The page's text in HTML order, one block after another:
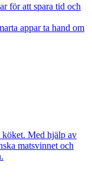
för att spara tid och
appar ta hand om
Med hjälp av
matsvinnet och